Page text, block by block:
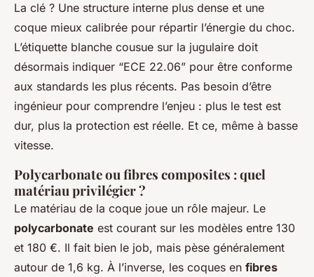
La clé ? Une structure interne plus dense et une
coque mieux calibrée pour répartir l’énergie du choc.
L’étiquette blanche cousue sur la jugulaire doit
désormais indiquer “ECE 22.06” pour être conforme
aux standards les plus récents. Pas besoin d’être
ingénieur pour comprendre l’enjeu : plus le test est
dur, plus la protection est réelle. Et ce, même à basse
vitesse.
Polycarbonate ou fibres composites : quel
matériau privilégier ?
Le matériau de la coque joue un rôle majeur. Le
polycarbonate est courant sur les modèles entre 130
et 180 €. Il fait bien le job, mais pèse généralement
autour de 1,6 kg. À l’inverse, les coques en fibres